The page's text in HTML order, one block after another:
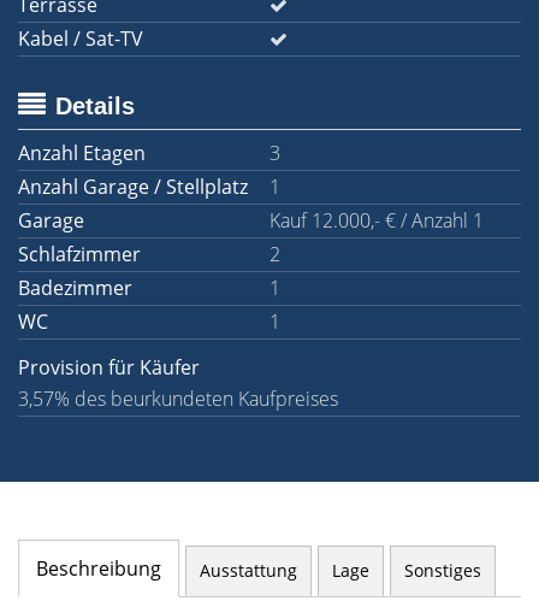
Kabel / Sat-TV
Details
Anzahl Etagen
3
Anzahl Garage / Stellplatz
1
Garage
Kauf 12.000,- € / Anzahl 1
Schlafzimmer
2
Badezimmer
1
WC
1
Provision für Käufer
3,57% des beurkundeten Kaufpreises
Beschreibung Ausstattung Lage Sonstiges